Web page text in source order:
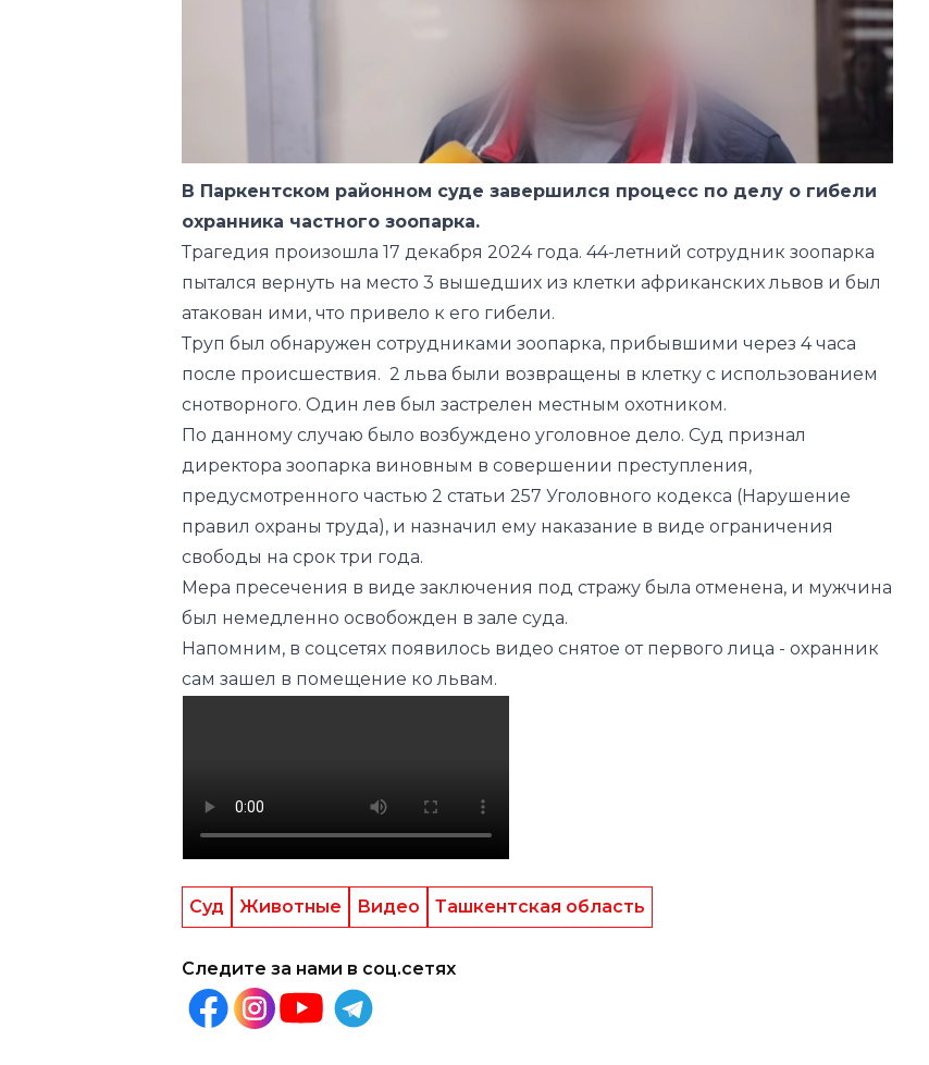
В Паркентском районном суде завершился процесс по делу о гибели
охранника частного зоопарка.
Трагедияпроизошла17 декабря 2024 года. 44-летний сотрудник зоопарка
пытался вернуть на место 3 вышедших из клетки африканских львов и был
атакован ими, что привело к его гибели.
Труп был обнаружен сотрудниками зоопарка, прибывшими через 4 часа
после происшествия. 2 льва были возвращены в клетку с использованием
снотворного. Один лев был застрелен местным охотником.
По данному случаю было возбуждено уголовное дело. Суд признал
директора зоопарка виновным в совершении преступления,
предусмотренного частью 2 статьи 257 Уголовного кодекса (Нарушение
правил охраны труда), и назначил ему наказание в виде ограничения
свободы на срок три года.
Мера пресечения в виде заключения под стражу была отменена, и мужчина
был немедленно освобожден в зале суда.
Напомним, в соцсетях появилось видео снятое от первого лица - охранник
сам зашел в помещение ко львам.
Суд Животные Видео Ташкентская область
Другие новости